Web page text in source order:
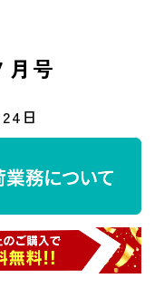
号
日